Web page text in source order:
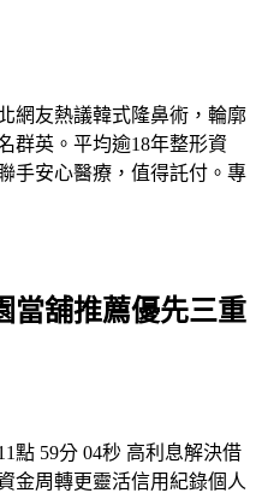
網友熱議韓式隆鼻術，輪廓
群英。平均逾18年整形資
手安心醫療，值得託付。專
當舖推薦優先三重
點 59分 04秒 高利息解決借
金周轉更靈活信用紀錄個人